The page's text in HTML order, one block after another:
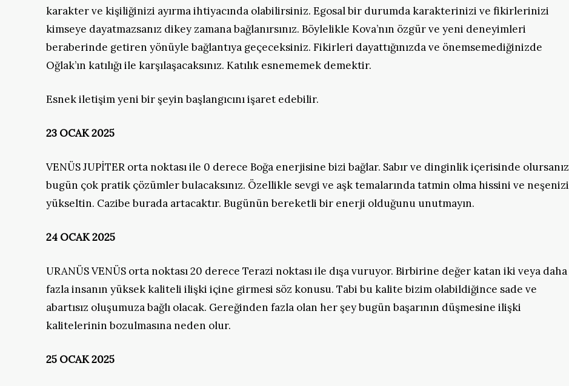
karakter ve kişiliğinizi ayırma ihtiyacında olabilirsiniz. Egosal bir durumda karakterinizi ve fikirlerinizi
kimseye dayatmazsanız dikey zamana bağlanırsınız. Böylelikle Kova’nın özgür ve yeni deneyimleri
beraberinde getiren yönüyle bağlantıya geçeceksiniz. Fikirleri dayattığınızda ve önemsemediğinizde
Oğlak’ın katılığı ile karşılaşacaksınız. Katılık esnememek demektir.
Esnek iletişim yeni bir şeyin başlangıcını işaret edebilir.
23 OCAK 2025
VENÜS JUPİTER orta noktası ile 0 derece Boğa enerjisine bizi bağlar. Sabır ve dinginlik içerisinde olursanız
bugün çok pratik çözümler bulacaksınız. Özellikle sevgi ve aşk temalarında tatmin olma hissini ve neşenizi
yükseltin. Cazibe burada artacaktır. Bugünün bereketli bir enerji olduğunu unutmayın.
24 OCAK 2025
URANÜS VENÜS orta noktası 20 derece Terazi noktası ile dışa vuruyor. Birbirine değer katan iki veya daha
fazla insanın yüksek kaliteli ilişki içine girmesi söz konusu. Tabi bu kalite bizim olabildiğince sade ve
abartısız oluşumuza bağlı olacak. Gereğinden fazla olan her şey bugün başarının düşmesine ilişki
kalitelerinin bozulmasına neden olur.
25 OCAK 2025